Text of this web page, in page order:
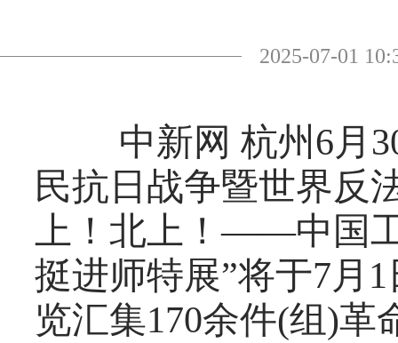
2025-07-01
中新网 杭州6月30
民抗日战争暨世界反
上！北上！——中国
挺进师特展”将于7月
览汇集170余件(组)